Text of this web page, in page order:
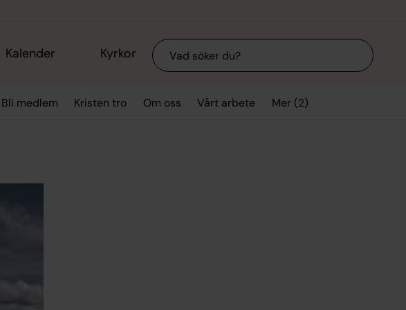
Kalender Kyrkor Sök
Bli medlem Kristen tro Om oss Vårt arbete Mer (2)